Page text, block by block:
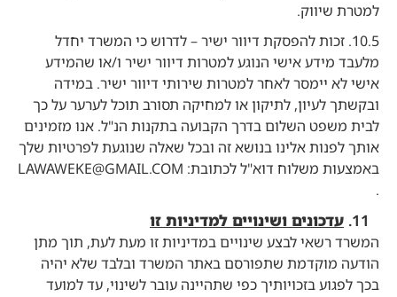
למטרת שיווק.
10.5. זכות להפסקת דיוור ישיר – לדרוש כי המשרד יחדל
מלעבד מידע אישי הנוגע למטרות דיוור ישיר ו/או שהמידע
אישי לא יימסר לאחר למטרות שירותי דיוור ישיר. במידה
ובקשתך לעיון, לתיקון או למחיקה תסורב תוכל לערער על כך
לבית משפט השלום בדרך הקבועה בתקנות הנ"ל. אנו מזמינים
אותך לפנות אלינו בנושא זה ובכל שאלה שנוגעת לפרטיות שלך
באמצעות משלוח דוא"ל לכתובת: LAWAWEKE@GMAIL.COM
.
עדכונים ושינויים למדיניות זו
המשרד רשאי לבצע שינויים במדיניות זו מעת לעת, תוך מתן
הודעה מוקדמת שתפורסם באתר המשרד ובלבד שלא יהיה
בכך לפגוע בזכויותיך כפי שתהיינה עובר לשינוי, עד למועד